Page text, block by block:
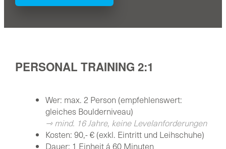
PERSONAL TRAINING 2:1
Wer: max. 2 Person (empfehlenswert:
gleiches Boulderniveau)
⇾ mind. 16 Jahre, keine Levelanforderungen
Kosten: 90,- € (exkl. Eintritt und Leihschuhe)
Dauer: 1 Einheit á 60 Minuten